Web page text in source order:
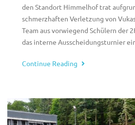
den Standort Himmelhof trat
schmerzhaften Verletzung von
Team aus vorwiegend Schülern der
das interne Ausscheidungsturnier
Continue Reading